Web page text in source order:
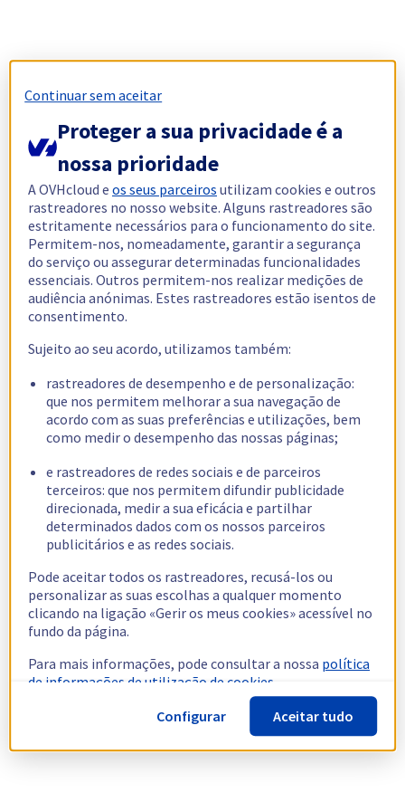
Continuar sem aceitar
Proteger a sua privacidade é a
nossa prioridade
A OVHcloud eos seus parceiros utilizam cookies e outros
rastreadores no nosso website. Alguns rastreadores são
estritamente necessários para o funcionamento do site.
Permitem-nos, nomeadamente, garantir a segurança
do serviço ou assegurar determinadas funcionalidades
essenciais. Outros permitem-nos realizar medições de
audiência anónimas. Estes rastreadores estão isentos de
consentimento.
Sujeito ao seu acordo, utilizamos também:
rastreadores de desempenho e de personalização:
que nos permitem melhorar a sua navegação de
acordo com as suas preferências e utilizações, bem
como medir o desempenho das nossas páginas;
e rastreadores de redes sociais e de parceiros
terceiros: que nos permitem difundir publicidade
direcionada, medir a sua eficácia e partilhar
determinados dados com os nossos parceiros
publicitários e as redes sociais.
Pode aceitar todos os rastreadores, recusá-los ou
personalizar as suas escolhas a qualquer momento
clicando na ligação «Gerir os meus cookies» acessível no
fundo da página.
Para mais informações, pode consultar a nossa política
de informações de utilização de cookies.
Configurar
Aceitar tudo